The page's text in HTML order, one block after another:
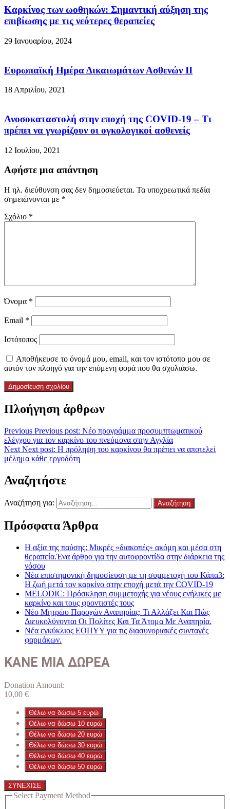
Καρκίνος των ωοθηκών: Σημαντική αύξηση της
επιβίωσης με τις νεότερες θεραπείες
29 Ιανουαρίου, 2024
Ευρωπαϊκή Ημέρα Δικαιωμάτων Ασθενών II
18 Απριλίου, 2021
Ανοσοκαταστολή στην εποχή της COVID-19 – Τι
πρέπει να γνωρίζουν οι ογκολογικοί ασθενείς
12 Ιουλίου, 2021
Αφήστε μια απάντηση
Η ηλ. διεύθυνση σας δεν δημοσιεύεται. Τα υποχρεωτικά πεδία
σημειώνονται με *
Σχόλιο *
Όνομα *
Email *
Ιστότοπος
Αποθήκευσε το όνομά μου, email, και τον ιστότοπο μου σε
αυτόν τον πλοηγό για την επόμενη φορά που θα σχολιάσω.
Πλοήγηση άρθρων
Previous Previous post: Nέο προγράμμα προσυμπτωματικού
ελέγχου για τον καρκίνο του πνεύμονα στην Αγγλία
Next Next post: Η πρόληψη του καρκίνου θα πρέπει να αποτελεί
μέλημα κάθε εργοδότη
Αναζητήστε
Αναζήτηση για:
Πρόσφατα Άρθρα
Η αξία της παύσης: Μικρές «διακοπές» ακόμη και μέσα στη
θεραπεία.Ένα άρθρο για την αυτοφροντίδα στην διάρκεια της
νόσου
Νέα επιστημονική δημοσίευση με τη συμμετοχή του Κάπα3:
Η ζωή μετά τον καρκίνο στην εποχή μετά την COVID-19
MELODIC: Πρόσκληση συμμετοχής για νέους ενήλικες με
καρκίνο και τους φροντιστές τους
Νέο Μητρώο Παροχών Αναπηρίας: Τι Αλλάζει Και Πώς
Διευκολύνονται Οι Πολίτες Και Τα Άτομα Με Αναπηρία.
Νέα εγκύκλιος ΕΟΠΥΥ για τις διασυνοριακές συνταγές
φαρμάκων.
ΚΑΝΕ ΜΙΑ ΔΩΡΕΑ
Donation Amount:
10,00 €
Θέλω να δώσω 5 ευρώ
Θέλω να δώσω 10 ευρώ
Θέλω να δώσω 20 ευρώ
Θέλω να δώσω 30 ευρώ
Θέλω να δώσω 40 ευρώ
Θέλω να δώσω 50 ευρώ
ΣΥΝΕΧΙΣΕ
Select Payment Method